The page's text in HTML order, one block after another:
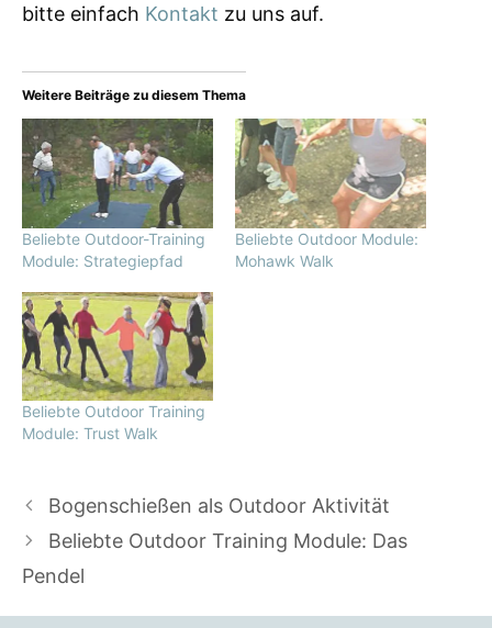
bitte einfach Kontakt zu uns auf.
Weitere Beiträge zu diesem Thema
Beliebte Outdoor-Training
Module: Strategiepfad
Beliebte Outdoor Module:
Mohawk Walk
Beliebte Outdoor Training
Module: Trust Walk
Bogenschießen als Outdoor Aktivität
Beliebte Outdoor Training Module: Das
Pendel